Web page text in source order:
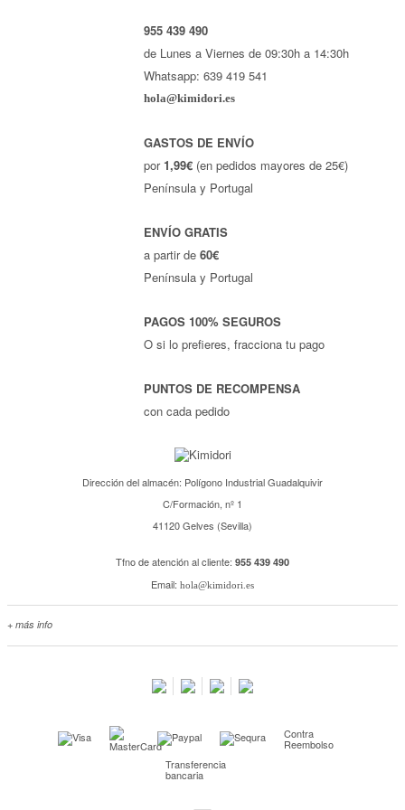
955 439 490
de Lunes a Viernes de 09:30h a 14:30h
Whatsapp: 639 419 541
hola@kimidori.es
GASTOS DE ENVÍO
por 1,99€ (en pedidos mayores de 25€)
Península y Portugal
ENVÍO GRATIS
a partir de60€
Península y Portugal
PAGOS 100% SEGUROS
O si lo prefieres, fracciona tu pago
PUNTOS DE RECOMPENSA
con cada pedido
Dirección del almacén: Polígono Industrial Guadalquivir
C/Formación, nº 1
41120 Gelves (Sevilla)
Tfno de atención al cliente: 955 439 490
Email: hola@kimidori.es
+ más info
Kimidori PRINT, nuestro servicio de impresión de fotos Contra
Reembolso
Transferencia
bancaria